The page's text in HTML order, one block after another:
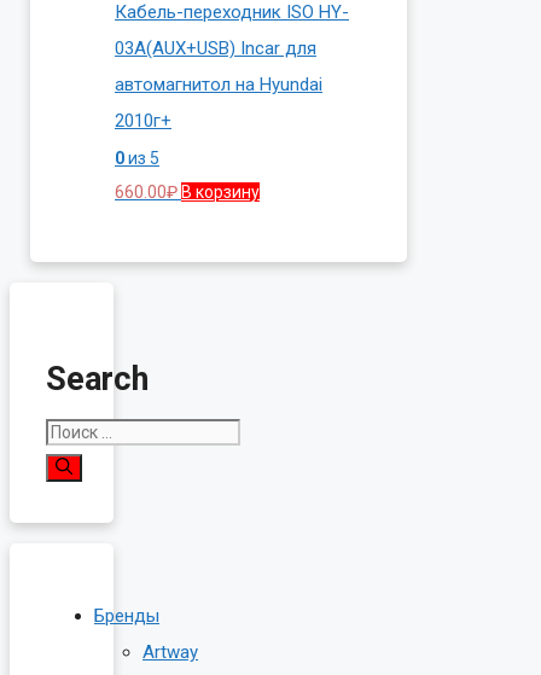
Кабель-переходник ISO HY-
03A(AUX+USB) Incar для
автомагнитол на Hyundai
2010г+
0из 5
660.00₽ В корзину
Search
Поиск:
Бренды
Artway